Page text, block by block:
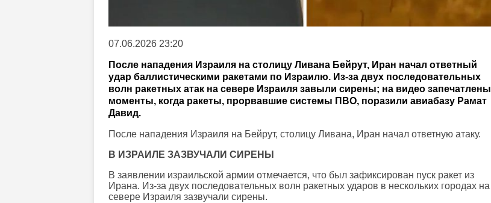
07.06.2026 23:20
После нападения Израиля на столицу Ливана Бейрут, Иран начал ответный
удар баллистическими ракетами по Израилю. Из-за двух последовательных
волн ракетных атак на севере Израиля завыли сирены; на видео запечатлены
моменты, когда ракеты, прорвавшие системы ПВО, поразили авиабазу Рамат
Давид.
После нападения Израиля на Бейрут, столицу Ливана, Иран начал ответную атаку.
В ИЗРАИЛЕ ЗАЗВУЧАЛИ СИРЕНЫ
В заявлении израильской армии отмечается, что был зафиксирован пуск ракет из
Ирана. Из-за двух последовательных волн ракетных ударов в нескольких городах на
севере Израиля зазвучали сирены.